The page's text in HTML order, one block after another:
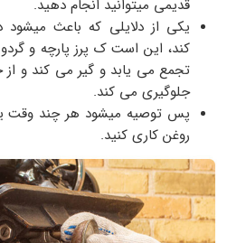
قدیمی میتوانید انجام دهید.
یکی از دلایلی که باعث
کند، این است ک پرز پارچه و گردو
تجمع می یابد و گیر می کند و
جلوگیری می کند.
پس توصیه میشود هر چند وقت
روغن کاری کنید.